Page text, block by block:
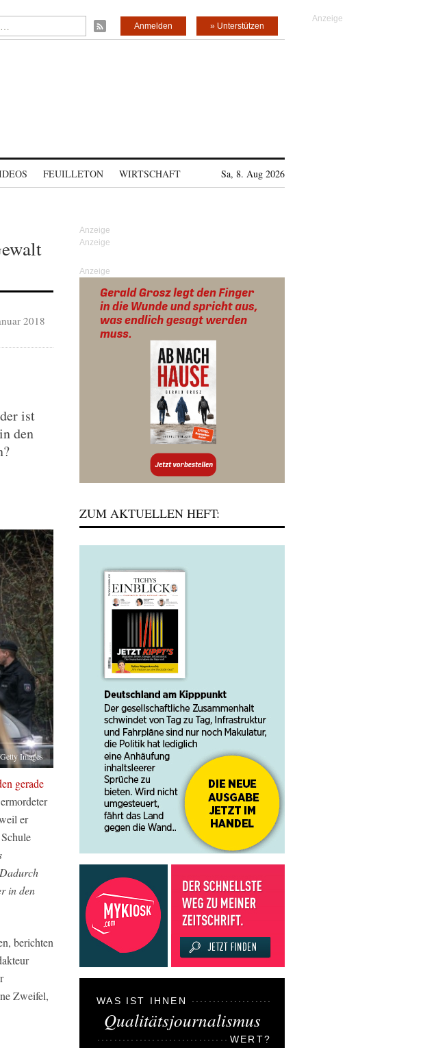
» Unterstützen
Anmelden
FEUILLETON WIRTSCHAFT Sa, 8. Aug 2026
2018
ist
den
Images
gerade
er
in den
berichten
Zweifel,
Anzeige
ZUM AKTUELLEN HEFT:
WAS IST IHNEN
Qualitätsjournalismus
WERT?